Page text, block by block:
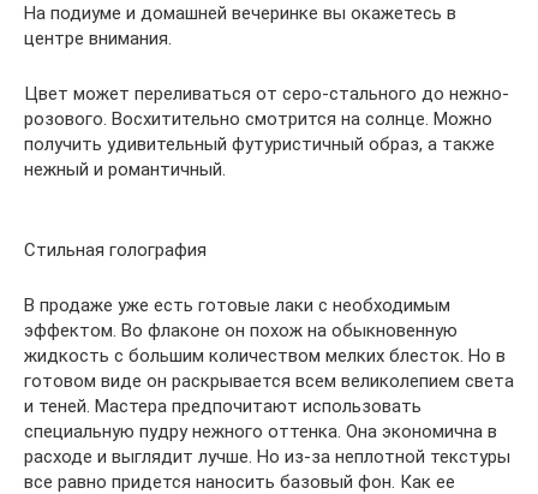
На подиуме и домашней вечеринке вы окажетесь в
центре внимания.
Цвет может переливаться от серо-стального до нежно-
розового. Восхитительно смотрится на солнце. Можно
получить удивительный футуристичный образ, а также
нежный и романтичный.
Стильная голография
В продаже уже есть готовые лаки с необходимым
эффектом. Во флаконе он похож на обыкновенную
жидкость с большим количеством мелких блесток. Но в
готовом виде он раскрывается всем великолепием света
и теней. Мастера предпочитают использовать
специальную пудру нежного оттенка. Она экономична в
расходе и выглядит лучше. Но из-за неплотной текстуры
все равно придется наносить базовый фон. Как ее